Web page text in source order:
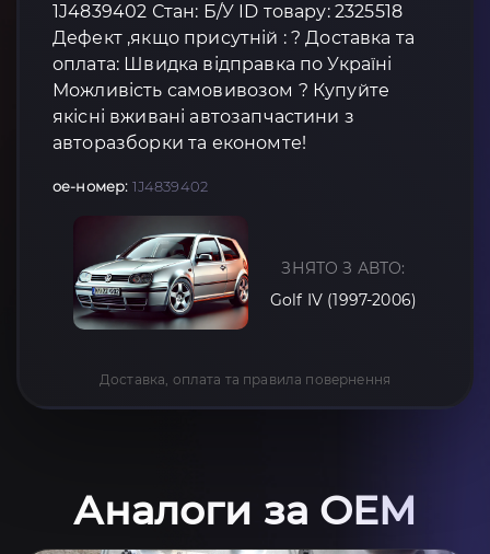
1J4839402 Стан: Б/У ID товару: 2325518
Дефект ,якщо присутній : ? Доставка та
оплата: Швидка відправка по Україні
Можливість самовивозом ? Купуйте
якісні вживані автозапчастини з
авторазборки та економте!
oe-номер: 1J4839402
ЗНЯТО З АВТО:
Golf IV (1997-2006)
Доставка, оплата та правила повернення
Аналоги за OEM